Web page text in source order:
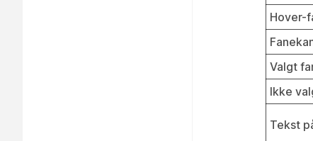
Hover-
Valgt
Ikke
Tekst